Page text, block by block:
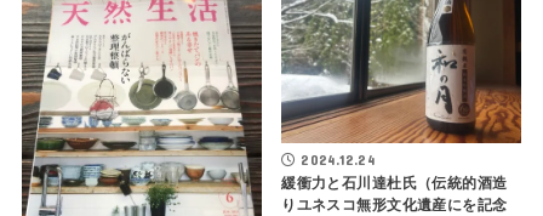
2024.12.24
緩衝力と石川達杜氏（伝統的酒造
りユネスコ無形文化遺産にを記念